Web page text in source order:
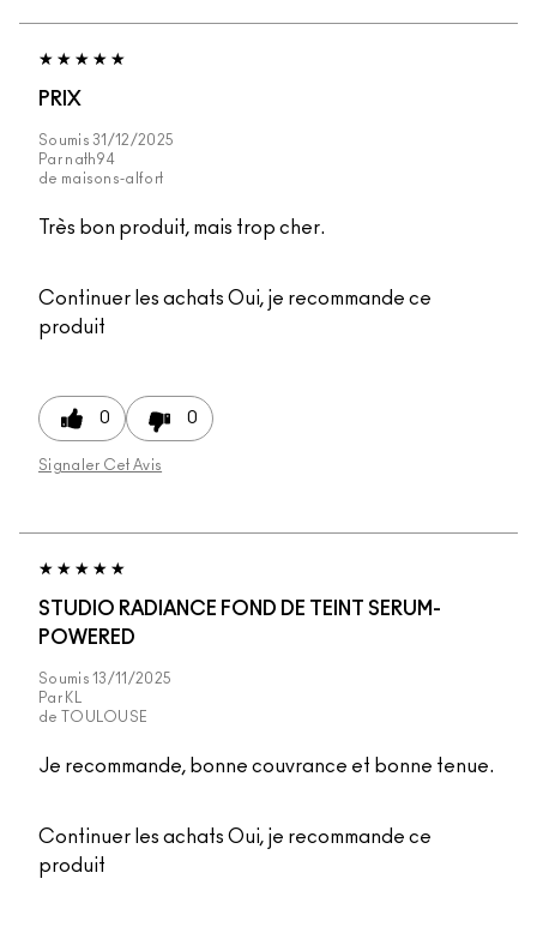
PRIX
Soumis31/12/2025
Par nath94
de maisons-alfort
Très bon produit, mais trop cher.
Continuer les achats Oui, je recommande ce
produit
0 0
Signaler Cet Avis
STUDIO RADIANCE FOND DE TEINT SERUM-
POWERED
Soumis13/11/2025
Par KL
de
TOULOUSE
Je recommande, bonne couvrance et bonne tenue.
Continuer les achats Oui, je recommande ce
produit